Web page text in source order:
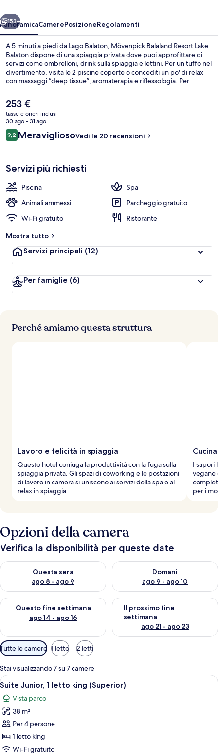
Avanti
153+
PanoramicaCamerePosizioneRegolamenti
A 5 minuti a piedi da Lago Balaton, Mövenpick Balaland Resort Lake
Balaton dispone di una spiaggia privata dove puoi approfittare di
servizi come ombrelloni, drink sulla spiaggia e lettini. Per un tuffo nel
divertimento, visita le 2 piscine coperte o concediti un po' di relax
con massaggi “deep tissue”, aromaterapia e riflessologia. Per
sorseggiare una bibita fresca. In questo hotel di lusso troverai anche
un miniclub per bambini (gratuito), un bar a bordo piscina e una
palestra.
Il
prezzo
attuale
è
253 €
253 €
tasse e oneri inclusi
30 ago - 31 ago
Recensioni
9,29,2 su 10
MeravigliosoVedi le 20 recensioni
Servizi più richiesti
Piscina
Spa
Animali ammessi
Parcheggio gratuito
Wi-Fi gratuito
Ristorante
Mostra tutto
Servizi principali (12)
Per famiglie (6)
Perché amiamo questa struttura
Lavoro e felicità in spiaggia
Questo hotel coniuga la produttività con la fuga sulla
spiaggia privata. Gli spazi di coworking e le postazioni
di lavoro in camera si uniscono ai servizi della spa e al
relax in spiaggia.
I sapori
vegane
per i
Opzioni della camera
Verifica la disponibilità per queste date
Questa sera
ago 8 - ago 9
Verifica la disponibilità per questa sera, ago 8 - ago 9
Domani
ago 9 - ago 10
Verifica la disponibilità per
Questo fine settimana
ago 14 - ago 16
Verifica la disponibilità per questo fine settimana, ago 14 -
Il prossimo fine
settimana
ago 21 - ago 23
Verifica la disponibilità per il
Filtri
disponibili
per
le
camere
Tutte le camere 1 letto 2 letti
Stai visualizzando 7 su 7 camere
Apri
tutte
le
foto
per
Suite
Junior,
Una camera d'albergo moderna con
15
Suite Junior, 1 letto king (Superior)
Vista parco
38 m²
Per 4 persone
1 letto king
Wi-Fi gratuito